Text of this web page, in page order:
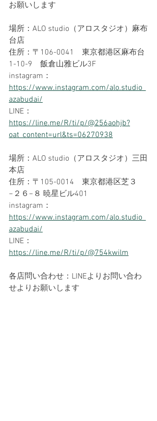
お願いします
場所：ALO studio（アロスタジオ）麻布
台店
住所：〒106-0041　東京都港区麻布台
1-10-9　飯倉山雅ビル3F
instagram：
https://www.instagram.com/alo.studio_
azabudai/
LINE：
https://line.me/R/ti/p/@256aohjb?
oat_content=url&ts=06270938
場所：ALO studio（アロスタジオ）三田
本店
住所：〒105-0014　東京都港区芝３
−２６−８ 暁星ビル401
instagram：
https://www.instagram.com/alo.studio_
azabudai/
LINE：
https://line.me/R/ti/p/@754kwilm
各店問い合わせ：LINEよりお問い合わ
せよりお願いします